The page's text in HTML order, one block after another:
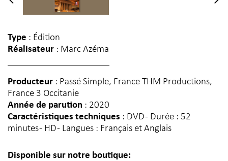
Type : Édition
Réalisateur : Marc Azéma
Producteur : Passé Simple, France THM Productions,
France 3 Occitanie
Année de parution : 2020
Caractéristiques techniques : DVD - Durée : 52
minutes - HD - Langues : Français et Anglais
Disponible sur notre boutique: